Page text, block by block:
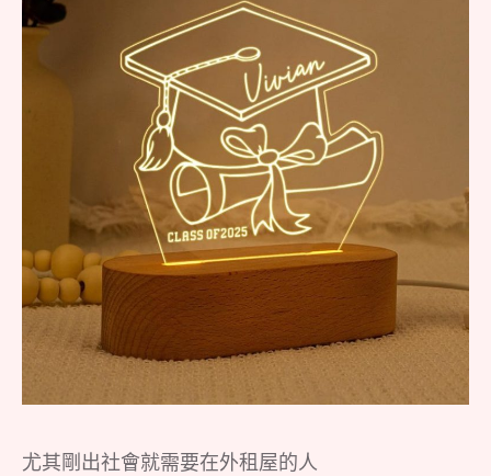
尤其剛出社會就需要在外租屋的人